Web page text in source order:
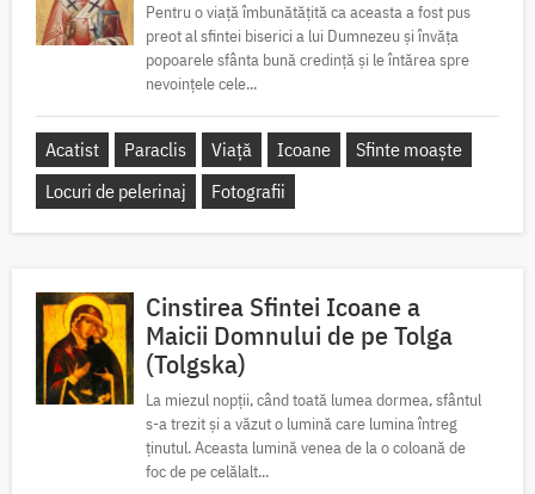
Pentru o viață îmbunătățită ca aceasta a fost pus
preot al sfintei biserici a lui Dumnezeu și învăța
popoarele sfânta bună credință și le întărea spre
nevoințele cele...
Acatist Paraclis Viață Icoane
Sfinte moaște
Locuri de pelerinaj
Fotografii
Cinstirea Sfintei Icoane a
Maicii Domnului de pe Tolga
(Tolgska)
La miezul nopții, când toată lumea dormea, sfântul
s-a trezit și a văzut o lumină care lumina întreg
ținutul. Aceasta lumină venea de la o coloană de
foc de pe celălalt...